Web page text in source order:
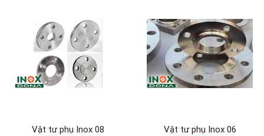
Vật tư phụ Inox 08 Vật tư phụ Inox 06